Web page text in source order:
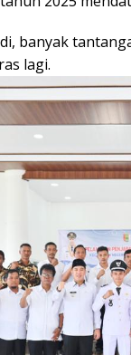
banyak
lagi.